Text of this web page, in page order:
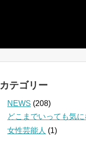
カテゴリー
NEWS (208)
どこまでいっても気
女性芸能人 (1)